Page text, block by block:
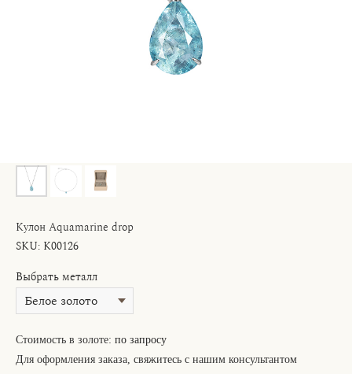
Кулон Aquamarine drop
SKU: K00126
Выбрать металл
Стоимость в золоте: по запросу
Для оформления заказа, свяжитесь с нашим консультантом